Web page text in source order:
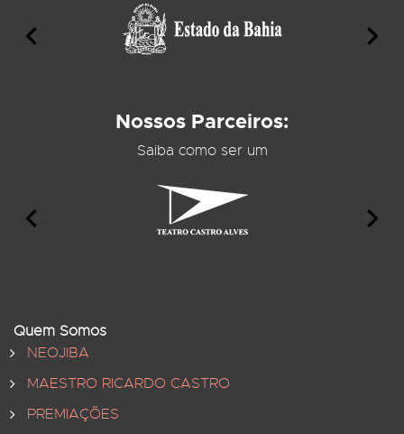
Nossos Parceiros:
Saiba como ser um
Quem Somos
NEOJIBA
MAESTRO RICARDO CASTRO
PREMIAÇÕES